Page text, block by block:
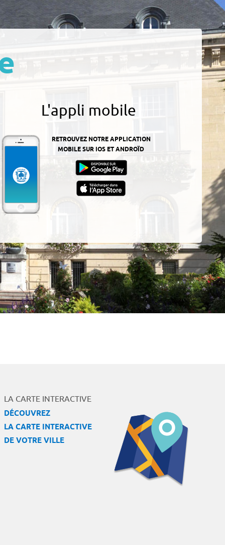
L'appli mobile
RETROUVEZ NOTRE APPLICATION
MOBILE SUR IOS ET ANDROÏD
LA CARTE INTERACTIVE
DÉCOUVREZ
LA CARTE INTERACTIVE
DE VOTRE VILLE